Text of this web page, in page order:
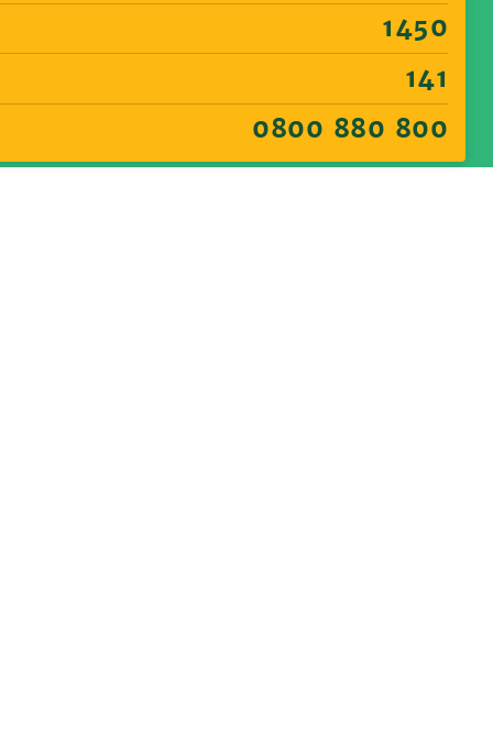
1450
141
0800 880 800